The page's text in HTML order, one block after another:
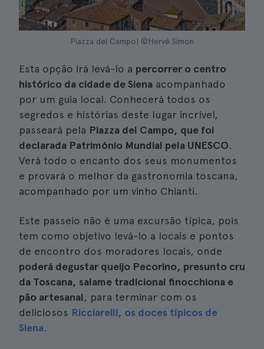
Piazza del Campo| ©Hervé Simon
Esta opção irá levá-lo a percorrer o centro
histórico da cidade de Siena acompanhado
por um guia local. Conhecerá todos os
segredos e histórias deste lugar incrível,
passeará pela Piazza del Campo, que foi
declarada Património Mundial pela UNESCO.
Verá todo o encanto dos seus monumentos
e provará o melhor da gastronomia toscana,
acompanhado por um vinho Chianti.
Este passeio não é uma excursão típica, pois
tem como objetivo levá-lo a locais e pontos
de encontro dos moradores locais, onde
poderá degustar queijo Pecorino, presunto cru
da Toscana, salame tradicional finocchiona e
pão artesanal, para terminar com os
deliciosos Ricciarelli, os doces típicos de
Siena.